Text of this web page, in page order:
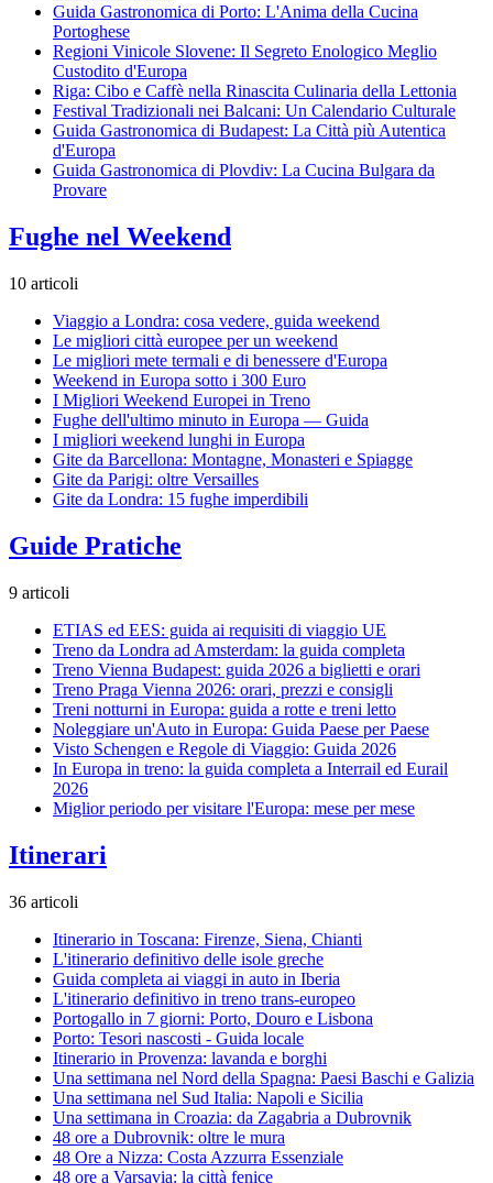
Guida Gastronomica di Porto: L'Anima della Cucina
Portoghese
Regioni Vinicole Slovene: Il Segreto Enologico Meglio
Custodito d'Europa
Riga: Cibo e Caffè nella Rinascita Culinaria della Lettonia
Festival Tradizionali nei Balcani: Un Calendario Culturale
Guida Gastronomica di Budapest: La Città più Autentica
d'Europa
Guida Gastronomica di Plovdiv: La Cucina Bulgara da
Provare
Fughe nel Weekend
10 articoli
Viaggio a Londra: cosa vedere, guida weekend
Le migliori città europee per un weekend
Le migliori mete termali e di benessere d'Europa
Weekend in Europa sotto i 300 Euro
I Migliori Weekend Europei in Treno
Fughe dell'ultimo minuto in Europa — Guida
I migliori weekend lunghi in Europa
Gite da Barcellona: Montagne, Monasteri e Spiagge
Gite da Parigi: oltre Versailles
Gite da Londra: 15 fughe imperdibili
Guide Pratiche
9 articoli
ETIAS ed EES: guida ai requisiti di viaggio UE
Treno da Londra ad Amsterdam: la guida completa
Treno Vienna Budapest: guida 2026 a biglietti e orari
Treno Praga Vienna 2026: orari, prezzi e consigli
Treni notturni in Europa: guida a rotte e treni letto
Noleggiare un'Auto in Europa: Guida Paese per Paese
Visto Schengen e Regole di Viaggio: Guida 2026
In Europa in treno: la guida completa a Interrail ed Eurail
2026
Miglior periodo per visitare l'Europa: mese per mese
Itinerari
36 articoli
Itinerario in Toscana: Firenze, Siena, Chianti
L'itinerario definitivo delle isole greche
Guida completa ai viaggi in auto in Iberia
L'itinerario definitivo in treno trans-europeo
Portogallo in 7 giorni: Porto, Douro e Lisbona
Porto: Tesori nascosti - Guida locale
Itinerario in Provenza: lavanda e borghi
Una settimana nel Nord della Spagna: Paesi Baschi e Galizia
Una settimana nel Sud Italia: Napoli e Sicilia
Una settimana in Croazia: da Zagabria a Dubrovnik
48 ore a Dubrovnik: oltre le mura
48 Ore a Nizza: Costa Azzurra Essenziale
48 ore a Varsavia: la città fenice